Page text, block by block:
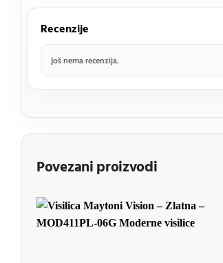
Recenzije
Još nema recenzija.
Povezani proizvodi